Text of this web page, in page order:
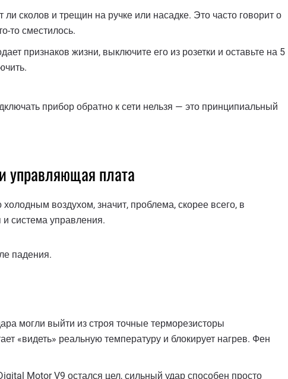
ли сколов и трещин на ручке или насадке. Это часто говорит о
то сместилось.
признаков жизни, выключите его из розетки и оставьте на 5
прибор обратно к сети нельзя — это принципиальный
управляющая плата
воздухом, значит, проблема, скорее всего, в
система управления.
падения.
могли выйти из строя точные терморезисторы
«видеть» реальную температуру и блокирует нагрев. Фен
Motor V9 остался цел, сильный удар способен просто